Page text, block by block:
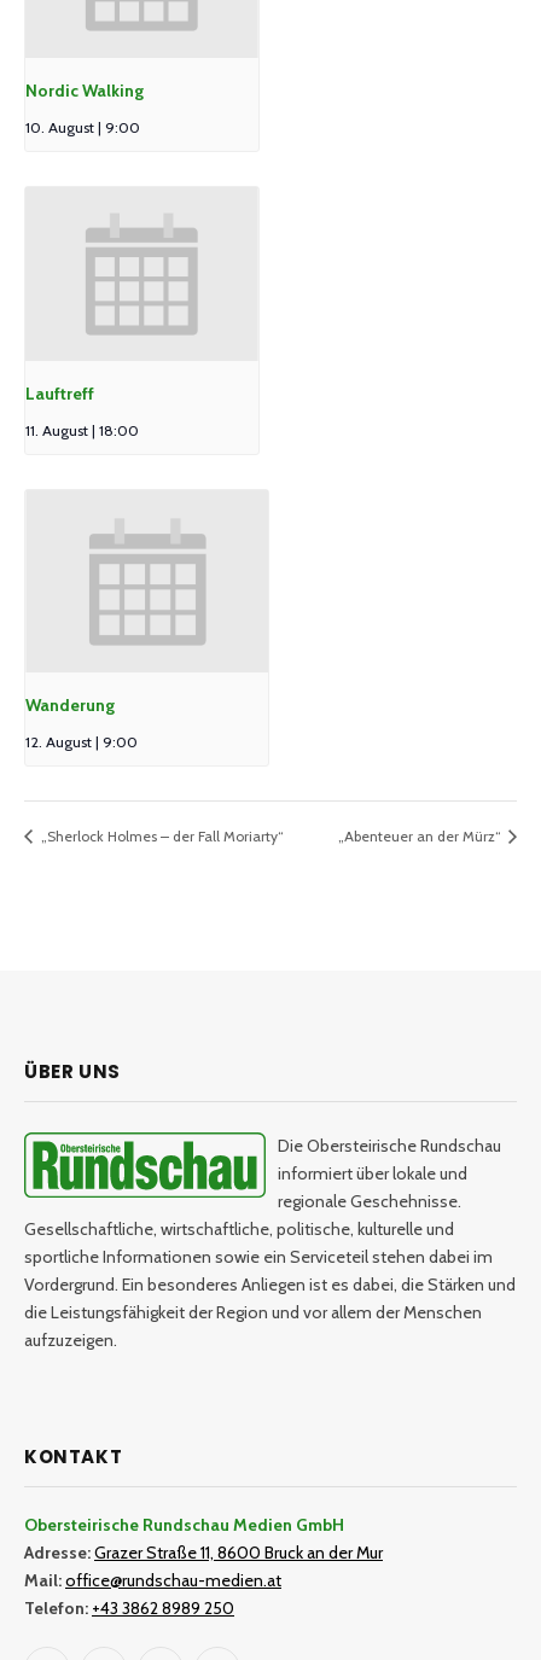
Nordic Walking
10. August | 9:00
Lauftreff
11. August | 18:00
Wanderung
12. August | 9:00
„Sherlock Holmes – der Fall Moriarty“ „Abenteuer an der Mürz“
ÜBER UNS
Die Obersteirische Rundschau
informiert über lokale und
regionale Geschehnisse.
Gesellschaftliche, wirtschaftliche, politische, kulturelle und
sportliche Informationen sowie ein Serviceteil stehen dabei im
Vordergrund. Ein besonderes Anliegen ist es dabei, die Stärken und
die Leistungsfähigkeit der Region und vor allem der Menschen
aufzuzeigen.
KONTAKT
Obersteirische Rundschau Medien GmbH
Adresse:Grazer Straße 11, 8600 Bruck an der Mur
Mail:office@rundschau-medien.at
Telefon: +43 3862 8989 250